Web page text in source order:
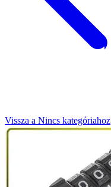
Vissza a Nincs kategóriahoz